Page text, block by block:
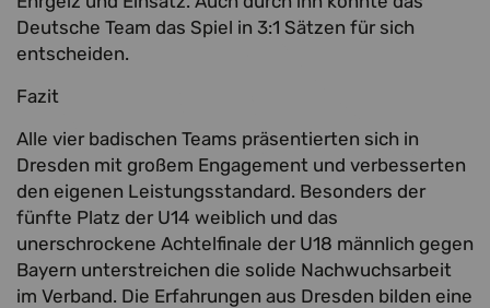
Deutsche Team das Spiel in 3:1 Sätzen für sich
entscheiden.
Fazit
Alle vier badischen Teams präsentierten sich in
Dresden mit großem Engagement und verbesserten
den eigenen Leistungsstandard. Besonders der
fünfte Platz der U14 weiblich und das
unerschrockene Achtelfinale der U18 männlich gegen
Bayern unterstreichen die solide Nachwuchsarbeit
im Verband. Die Erfahrungen aus Dresden bilden eine